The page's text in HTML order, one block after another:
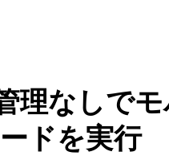
理なしで
ドを実行